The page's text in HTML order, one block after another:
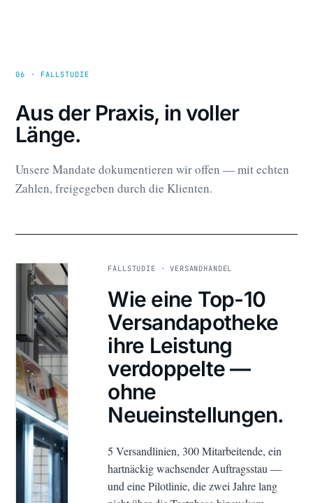
06 · FALLSTUDIE
Aus der Praxis, in voller
Länge.
Unsere Mandate dokumentieren wir offen — mit echten
Zahlen, freigegeben durch die Klienten.
FALLSTUDIE · VERSANDHANDEL
Wie eine Top-10
Versandapotheke
ihre Leistung
verdoppelte —
ohne
Neueinstellungen.
5 Versandlinien, 300 Mitarbeitende, ein
hartnäckig wachsender Auftragsstau —
und eine Pilotlinie, die zwei Jahre lang